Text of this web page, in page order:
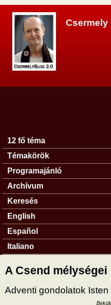
Csermely
Főmenü
12 fő téma
Témakörök
Programajánló
Archívum
Keresés
English
Español
Italiano
A Csend mélységei
Adventi gondolatok Isten